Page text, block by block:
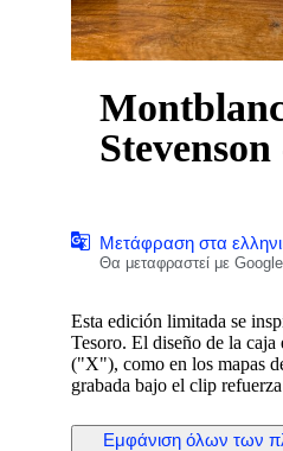
Stevenson
Μετάφραση στα
Θα μεταφραστεί με
Esta edición limitada se
Tesoro. El diseño de la caja
("X"), como en los mapas
grabada bajo el clip
Εμφάνιση όλων των